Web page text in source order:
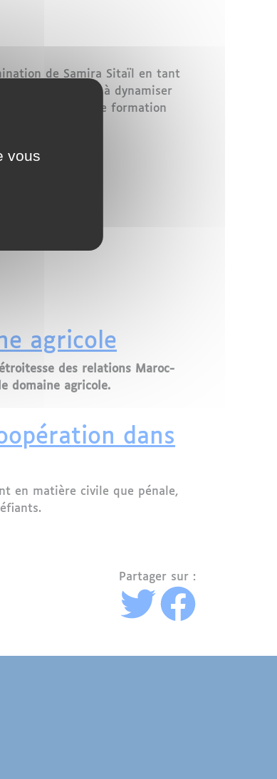
de Samira Sitaïl en tant
cherchent à dynamiser
les médias et une formation
agricole
des relations Maroc-
domaine agricole.
dans
en matière civile que pénale,
Partager sur :
vous